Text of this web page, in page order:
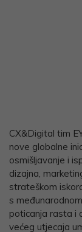
CX&Digital tim
nove globalne
osmišljavanje i
dizajna,
strateškom
s
poticanja rasta i
većeg utjecaja